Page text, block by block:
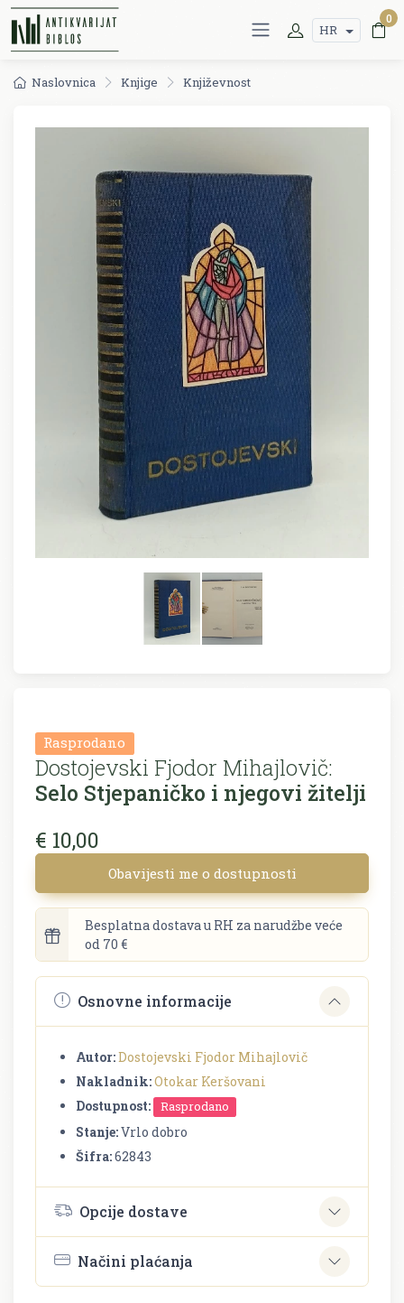
HR
0
Naslovnica Knjige Književnost
Rasprodano
Dostojevski Fjodor Mihajlovič:
Selo Stjepaničko i njegovi žitelji
€ 10,00
Obavijesti me o dostupnosti
Besplatna dostava u RH za narudžbe veće
od 70 €
Osnovne informacije
Autor:Dostojevski Fjodor Mihajlovič
Nakladnik:Otokar Keršovani
Dostupnost:
Rasprodano
Stanje:Vrlo dobro
Šifra:62843
Opcije dostave
Načini plaćanja